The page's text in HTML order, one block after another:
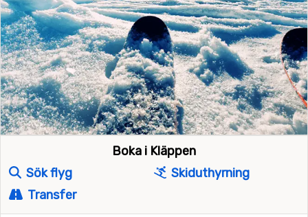
Boka i Kläppen
Sök flyg
Skiduthyrning
Transfer